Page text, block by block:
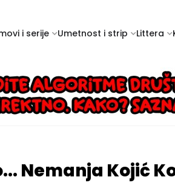
i serije Umetnost i strip Littera
Nemanja Kojić